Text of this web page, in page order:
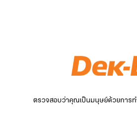
ตรวจสอบว่าคุณเป็นมนุษย์ด้วยการท